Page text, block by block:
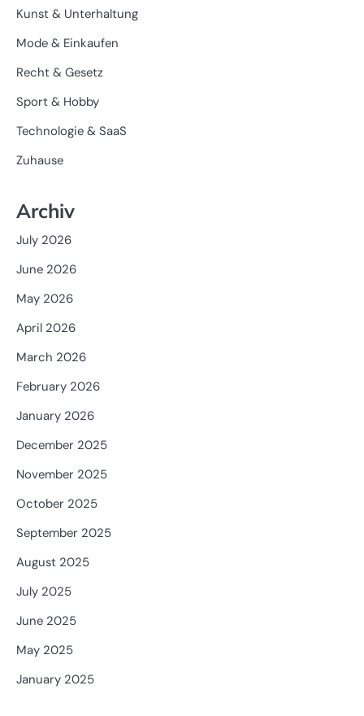
Kunst & Unterhaltung
Mode & Einkaufen
Recht & Gesetz
Sport & Hobby
Technologie & SaaS
Zuhause
Archiv
July 2026
June 2026
May 2026
April 2026
March 2026
February 2026
January 2026
December 2025
November 2025
October 2025
September 2025
August 2025
July 2025
June 2025
May 2025
January 2025